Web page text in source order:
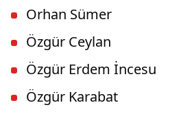
Orhan Sümer
Özgür Ceylan
Özgür Erdem İncesu
Özgür Karabat